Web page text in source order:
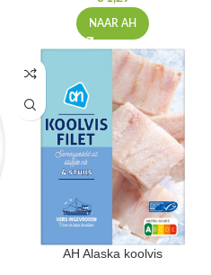
NAAR AH
AH Alaska koolvis